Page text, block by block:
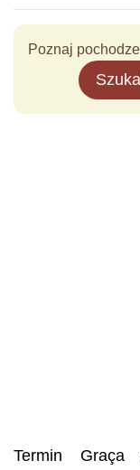
Poznaj
Termin Graça